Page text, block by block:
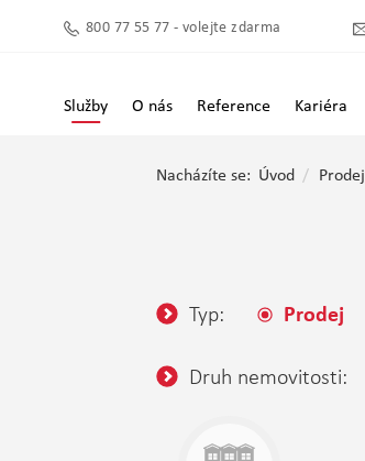
800 77 55 77 - volejte zdarma
Služby O nás Reference Kariéra
Nacházíte se: Úvod Prodej
Typ: Prodej
Druh nemovitosti: